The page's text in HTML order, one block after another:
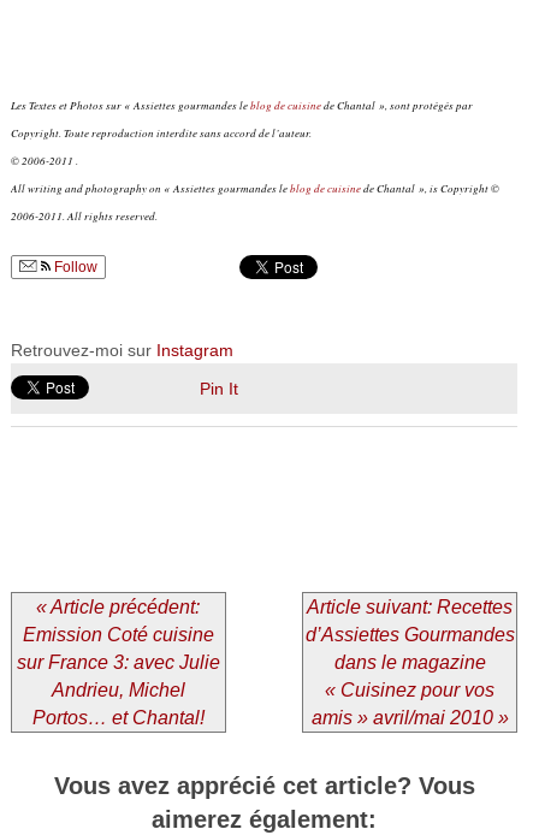
Les Textes et Photos sur « Assiettes gourmandes leblog de cuisinede Chantal », sont protégés par
Copyright. Toute reproduction interdite sans accord de l’auteur.
© 2006-2011 .
All writing and photography on « Assiettes gourmandes leblog de cuisinede Chantal », is Copyright ©
2006-2011. All rights reserved.
Follow
Retrouvez-moi sur Instagram
Pin It
« Article précédent:
Emission Coté cuisine
sur France 3: avec Julie
Andrieu, Michel
Portos… et Chantal!
Article suivant: Recettes
d’Assiettes Gourmandes
dans le magazine
« Cuisinez pour vos
amis » avril/mai 2010 »
Vous avez apprécié cet article? Vous
aimerez également: